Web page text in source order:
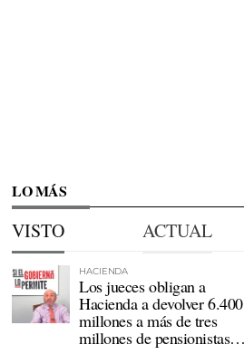
LO MÁS
VISTO ACTUAL
HACIENDA
Los jueces obligan a
Hacienda a devolver 6.400
millones a más de tres
millones de pensionistas